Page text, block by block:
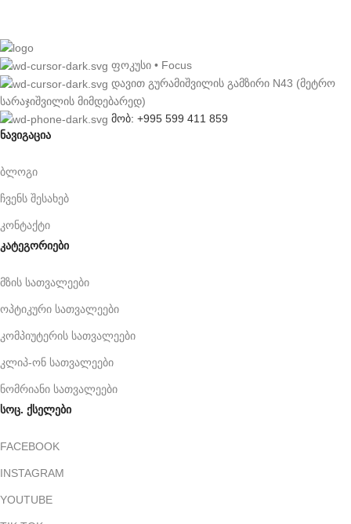
ფოკუსი • Focus
დავით გურამიშვილის გამზირი N43 (მეტრო
სარაჯიშვილის მიმდებარედ)
მობ: +995 599 411 859
ნავიგაცია
ბლოგი
ჩვენს შესახებ
კონტაქტი
კატეგორიები
მზის სათვალეები
ოპტიკური სათვალეები
კომპიუტერის სათვალეები
კლიპ-ონ სათვალეები
ნომრიანი სათვალეები
სოც. ქსელები
FACEBOOK
INSTAGRAM
YOUTUBE